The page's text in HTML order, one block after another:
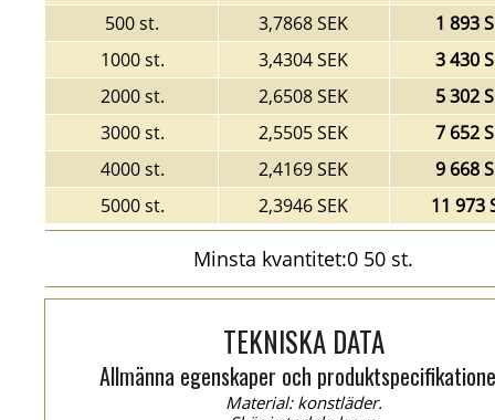
500 st.
3,7868 SEK
1 893
1000 st.
3,4304 SEK
3 430
2000 st.
2,6508 SEK
5 302
3000 st.
2,5505 SEK
7 652
4000 st.
2,4169 SEK
9 668
5000 st.
2,3946 SEK 11 973
Minsta kvantitet:0 50 st.
TEKNISKA DATA
Allmänna egenskaper och
Material: konstläder.